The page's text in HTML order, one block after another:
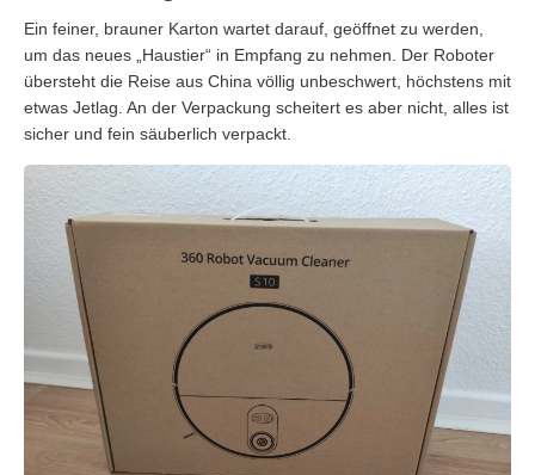
Ein feiner, brauner Karton wartet darauf, geöffnet zu werden,
um das neues „Haustier“ in Empfang zu nehmen. Der Roboter
übersteht die Reise aus China völlig unbeschwert, höchstens mit
etwas Jetlag. An der Verpackung scheitert es aber nicht, alles ist
sicher und fein säuberlich verpackt.